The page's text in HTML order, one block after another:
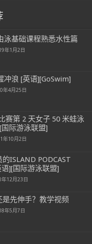
泳基础课程熟悉水性篇
年1月2日
冲浪 [英语][GoSwim]
年4月25日
赛第 2 天女子 50 米蛙泳
际游泳联盟]
年10月2日
ISLAND PODCAST
][国际游泳联盟]
年12月23日
是先伸手？教学视频
年5月7日